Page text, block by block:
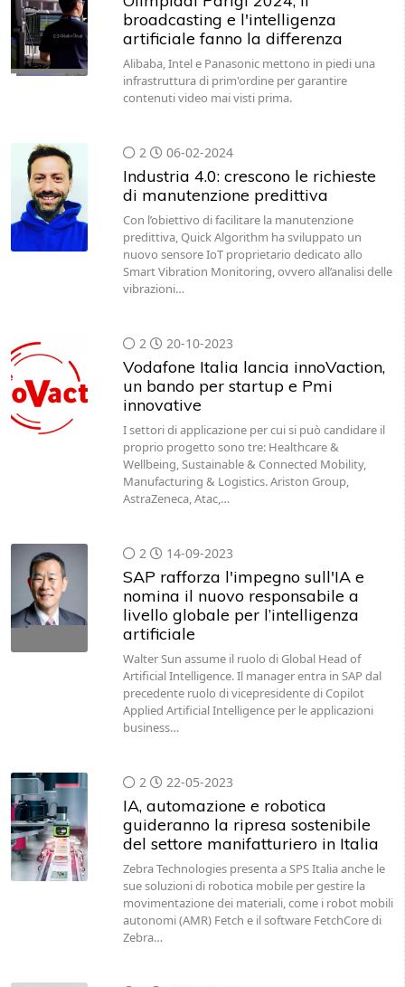
broadcasting e l'intelligenza
artificiale fanno la differenza
Alibaba, Intel e Panasonic mettono in piedi una
infrastruttura di prim'ordine per garantire
contenuti video mai visti prima.
2 06-02-2024
Industria 4.0: crescono le richieste
di manutenzione predittiva
Con l’obiettivo di facilitare la manutenzione
predittiva, Quick Algorithm ha sviluppato un
nuovo sensore IoT proprietario dedicato allo
Smart Vibration Monitoring, ovvero all’analisi delle
vibrazioni…
2 20-10-2023
Vodafone Italia lancia innoVaction,
un bando per startup e Pmi
innovative
I settori di applicazione per cui si può candidare il
proprio progetto sono tre: Healthcare &
Wellbeing, Sustainable & Connected Mobility,
Manufacturing & Logistics. Ariston Group,
AstraZeneca, Atac,…
2 14-09-2023
SAP rafforza l'impegno sull'IA e
nomina il nuovo responsabile a
livello globale per l’intelligenza
artificiale
Walter Sun assume il ruolo di Global Head of
Artificial Intelligence. Il manager entra in SAP dal
precedente ruolo di vicepresidente di Copilot
Applied Artificial Intelligence per le applicazioni
business…
2 22-05-2023
IA, automazione e robotica
guideranno la ripresa sostenibile
del settore manifatturiero in Italia
Zebra Technologies presenta a SPS Italia anche le
sue soluzioni di robotica mobile per gestire la
movimentazione dei materiali, come i robot mobili
autonomi (AMR) Fetch e il software FetchCore di
Zebra…